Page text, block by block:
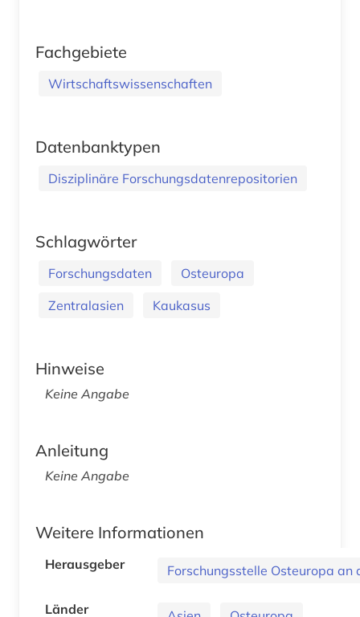
Fachgebiete
Wirtschaftswissenschaften
Datenbanktypen
Disziplinäre Forschungsdatenrepositorien
Schlagwörter
Forschungsdaten
Osteuropa
Zentralasien
Kaukasus
Hinweise
Keine Angabe
Anleitung
Keine Angabe
Weitere Informationen
Herausgeber Forschungsstelle Osteuropa an
Länder